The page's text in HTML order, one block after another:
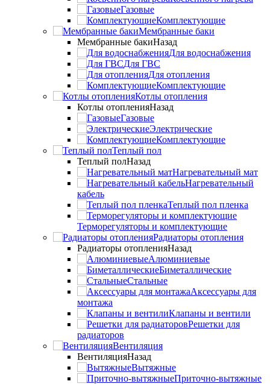
Газовые
Комплектующие
Мембранные баки
Мембранные бакиНазад
Для водоснабжения
Для ГВС
Для отопления
Комплектующие
Котлы отопления
Котлы отопленияНазад
Газовые
Электрические
Комплектующие
Теплый пол
Теплый полНазад
Нагревательный мат
Нагревательный
кабель
Теплый пол пленка
Терморегуляторы и комплектующие
Радиаторы отопления
Радиаторы отопленияНазад
Алюминиевые
Биметаллические
Стальные
Аксессуары для
монтажа
Клапаны и вентили
Решетки для
радиаторов
Вентиляция
ВентиляцияНазад
Вытяжные
Приточно-вытяжные